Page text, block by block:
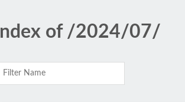
Index of /2024/07/